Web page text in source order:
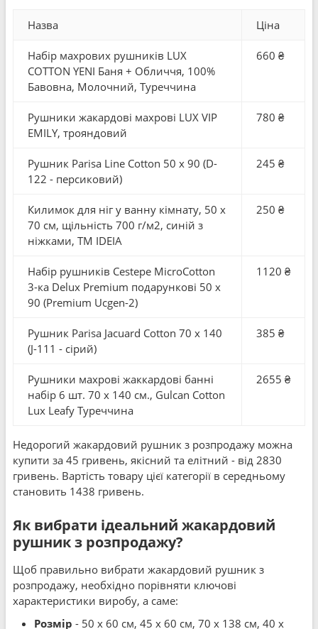
Назва Ціна
Набір махрових рушників LUX
COTTON YENI Баня + Обличчя, 100%
Бавовна, Молочний, Туреччина
660 ₴
Рушники жакардові махрові LUX VIP
EMILY, трояндовий
780 ₴
Рушник Parisa Line Cotton 50 x 90 (D-
122 - персиковий)
245 ₴
Килимок для ніг у ванну кімнату, 50 x
70 см, щільність 700 г/м2, синій з
ніжками, ТМ IDEIA
250 ₴
Набір рушників Cestepe MicroCotton
3-ка Delux Premium подарункові 50 x
90 (Premium Ucgen-2)
1120 ₴
Рушник Parisa Jacuard Cotton 70 x 140
(J-111 - сірий)
385 ₴
Рушники махрові жаккардові банні
набір 6 шт. 70 x 140 см., Gulcan Cotton
Lux Leafy Туреччина
2655 ₴
Недорогий жакардовий рушник з розпродажу можна
купити за 45 гривень, якісний та елітний - від 2830
гривень. Вартість товару цієї категорії в середньому
становить 1438 гривень.
Як вибрати ідеальний жакардовий
рушник з розпродажу?
Щоб правильно вибрати жакардовий рушник з
розпродажу, необхідно порівняти ключові
характеристики виробу, а саме:
Розмір - 50 x 60 см, 45 x 60 см, 70 x 138 см, 40 x